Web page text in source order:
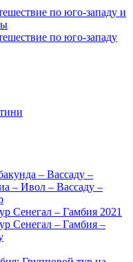
по юго-западу и
по юго-западу
– Вассаду –
– Ивол – Вассаду –
Сенегал – Гамбия 2021
Сенегал – Гамбия –